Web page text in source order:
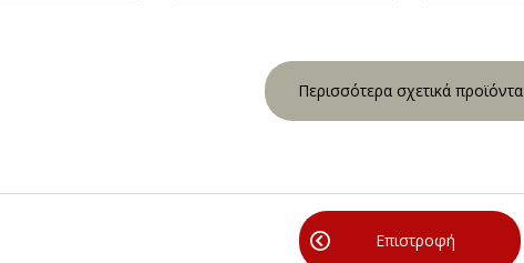
Περισσότερα σχετικά προϊόντα
Επιστροφή